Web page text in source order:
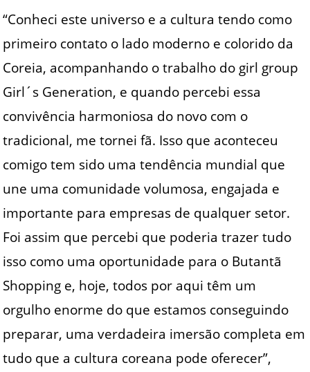
“Conheci este universo e a cultura tendo como
primeiro contato o lado moderno e colorido da
Coreia, acompanhando o trabalho do girl group
Girl´s Generation, e quando percebi essa
convivência harmoniosa do novo com o
tradicional, me tornei fã. Isso que aconteceu
comigo tem sido uma tendência mundial que
une uma comunidade volumosa, engajada e
importante para empresas de qualquer setor.
Foi assim que percebi que poderia trazer tudo
isso como uma oportunidade para o Butantã
Shopping e, hoje, todos por aqui têm um
orgulho enorme do que estamos conseguindo
preparar, uma verdadeira imersão completa em
tudo que a cultura coreana pode oferecer”,